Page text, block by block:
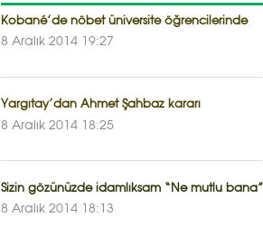
Kobané’de nöbet üniversite öğrencilerinde
8 Aralık 2014 19:27
Yargıtay’dan Ahmet Şahbaz kararı
8 Aralık 2014 18:25
Sizin gözünüzde idamlıksam “Ne mutlu bana”
8 Aralık 2014 18:13